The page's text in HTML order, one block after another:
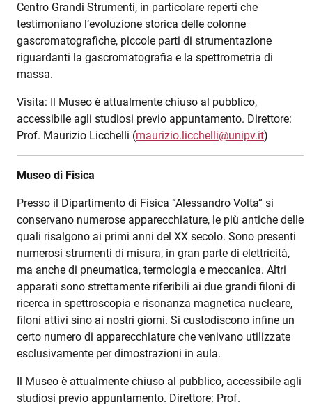
Centro Grandi Strumenti, in particolare reperti che
testimoniano l’evoluzione storica delle colonne
gascromatografiche, piccole parti di strumentazione
riguardanti la gascromatografia e la spettrometria di
massa.
Visita: Il Museo è attualmente chiuso al pubblico,
accessibile agli studiosi previo appuntamento. Direttore:
Prof. Maurizio Licchelli (maurizio.licchelli@unipv.it)
Museo di Fisica
Presso il Dipartimento di Fisica “Alessandro Volta” si
conservano numerose apparecchiature, le più antiche delle
quali risalgono ai primi anni del XX secolo. Sono presenti
numerosi strumenti di misura, in gran parte di elettricità,
ma anche di pneumatica, termologia e meccanica. Altri
apparati sono strettamente riferibili ai due grandi filoni di
ricerca in spettroscopia e risonanza magnetica nucleare,
filoni attivi sino ai nostri giorni. Si custodiscono infine un
certo numero di apparecchiature che venivano utilizzate
esclusivamente per dimostrazioni in aula.
Il Museo è attualmente chiuso al pubblico, accessibile agli
studiosi previo appuntamento. Direttore: Prof.